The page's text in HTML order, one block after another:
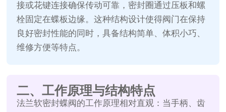
接或花键连接确保传动可靠，密封圈通过压板和螺
栓固定在蝶板边缘。这种结构设计使得阀门在保持
良好密封性能的同时，具备结构简单、体积小巧、
维修方便等特点。
二、工作原理与结构特点
法兰软密封蝶阀的工作原理相对直观：当手柄、齿